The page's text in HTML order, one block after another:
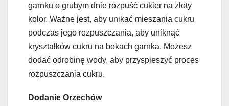
garnku o grubym dnie rozpuść cukier na złoty
kolor. Ważne jest, aby unikać mieszania cukru
podczas jego rozpuszczania, aby uniknąć
kryształków cukru na bokach garnka. Możesz
dodać odrobinę wody, aby przyspieszyć proces
rozpuszczania cukru.
Dodanie Orzechów